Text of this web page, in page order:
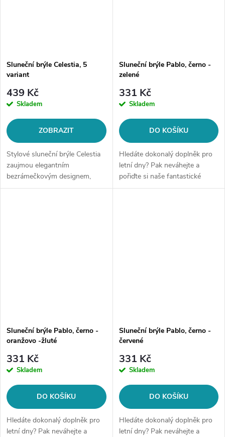
Sluneční brýle Celestia, 5
variant
439 Kč
Skladem
ZOBRAZIT
Stylové sluneční brýle Celestia
zaujmou elegantním
bezrámečkovým designem,
geometrickými čočkami a
Sluneční brýle Pablo, černo -
zelené
331 Kč
Skladem
DO KOŠÍKU
Hledáte dokonalý doplněk pro
letní dny? Pak neváhejte a
pořiďte si naše fantastické
sluneční brýle! Tyto brýle
Sluneční brýle Pablo, černo -
oranžovo -žluté
331 Kč
Skladem
DO KOŠÍKU
Hledáte dokonalý doplněk pro
letní dny? Pak neváhejte a
Sluneční brýle Pablo, černo -
červené
331 Kč
Skladem
DO KOŠÍKU
Hledáte dokonalý doplněk pro
letní dny? Pak neváhejte a